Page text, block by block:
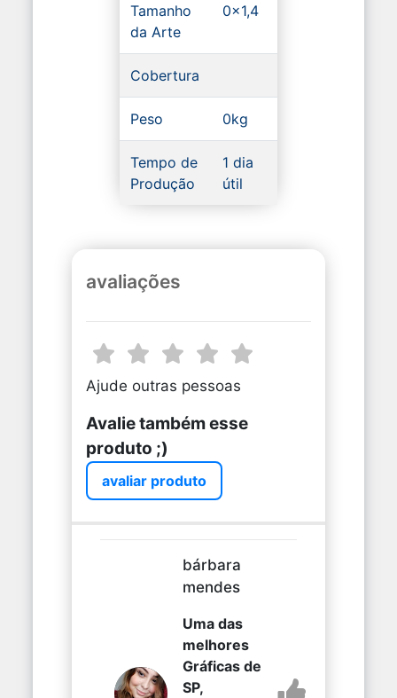
Tamanho
da Arte
0x1,4
Cobertura
Peso 0kg
Tempo de
Produção
1 dia
útil
avaliações
Ajude outras pessoas
Avalie também esse
produto ;)
avaliar produto
bárbara
mendes
Uma das
melhores
Gráficas de
SP,